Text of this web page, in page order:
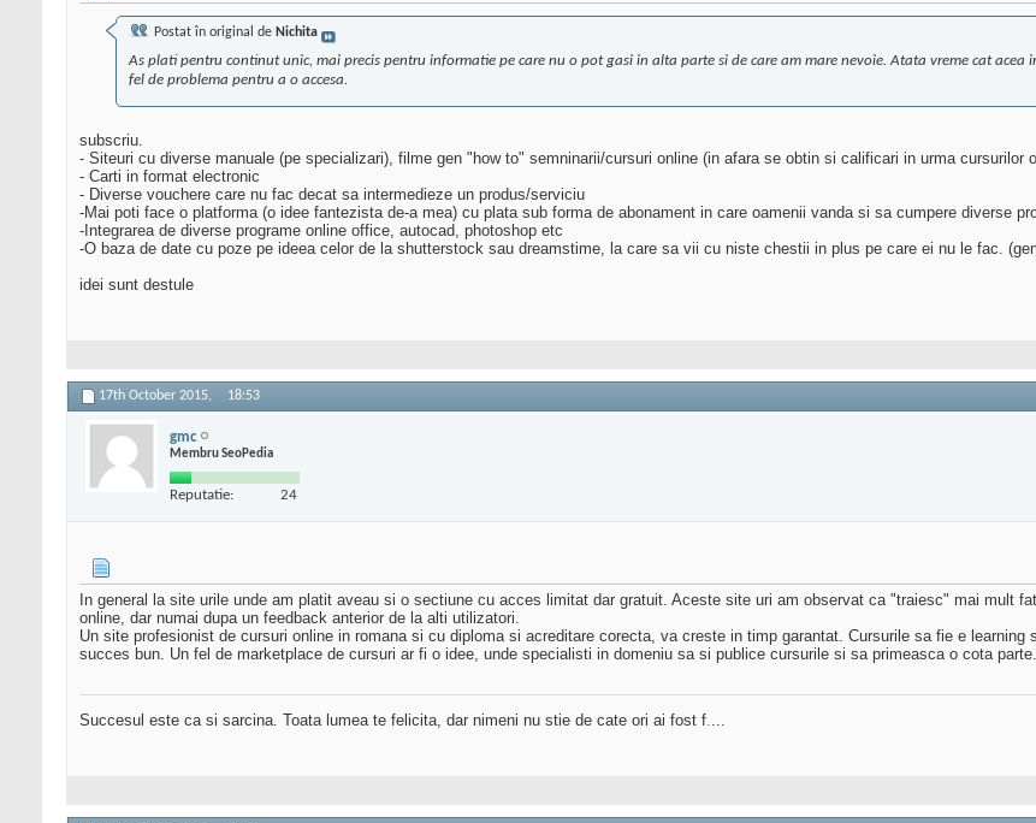
Postat în original de Nichita
As plati pentru continut unic, mai precis pentru informatie pe care nu o pot gasi in alta parte si de care am mare nevoie. Atata vreme cat
fel de problema pentru a o accesa.
subscriu.
- Siteuri cu diverse manuale (pe specializari), filme gen "how to" semninarii/cursuri online (in afara se obtin si calificari in urma cursurilor
- Carti in format electronic
- Diverse vouchere care nu fac decat sa intermedieze un produs/serviciu
-Mai poti face o platforma (o idee fantezista de-a mea) cu plata sub forma de abonament in care oamenii vanda si sa cumpere diverse
-Integrarea de diverse programe online office, autocad, photoshop etc
-O baza de date cu poze pe ideea celor de la shutterstock sau dreamstime, la care sa vii cu niste chestii in plus pe care ei nu le fac.
idei sunt destule
17th October 2015, 18:53
gmc
Membru SeoPedia
Reputatie: 24
In general la site urile unde am platit aveau si o sectiune cu acces limitat dar gratuit. Aceste site uri am observat ca "traiesc" mai mult
online, dar numai dupa un feedback anterior de la alti utilizatori.
Un site profesionist de cursuri online in romana si cu diploma si acreditare corecta, va creste in timp garantat. Cursurile sa fie e
succes bun. Un fel de marketplace de cursuri ar fi o idee, unde specialisti in domeniu sa si publice cursurile si sa primeasca o cota
Succesul este ca si sarcina. Toata lumea te felicita, dar nimeni nu stie de cate ori ai fost f....